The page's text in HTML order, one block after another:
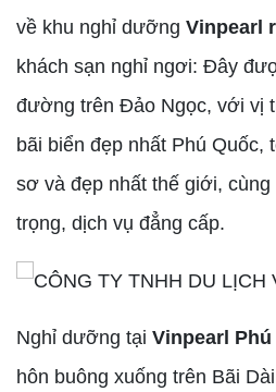
về khu nghỉ dưỡng Vinpearl
khách sạn nghỉ ngơi: Đây
đường trên Đảo Ngọc, với vị
bãi biển đẹp nhất Phú Quốc,
sơ và đẹp nhất thế giới, cùng
trọng, dịch vụ đẳng cấp.
Nghỉ dưỡng tại Vinpearl Phú
hôn buông xuống trên Bãi